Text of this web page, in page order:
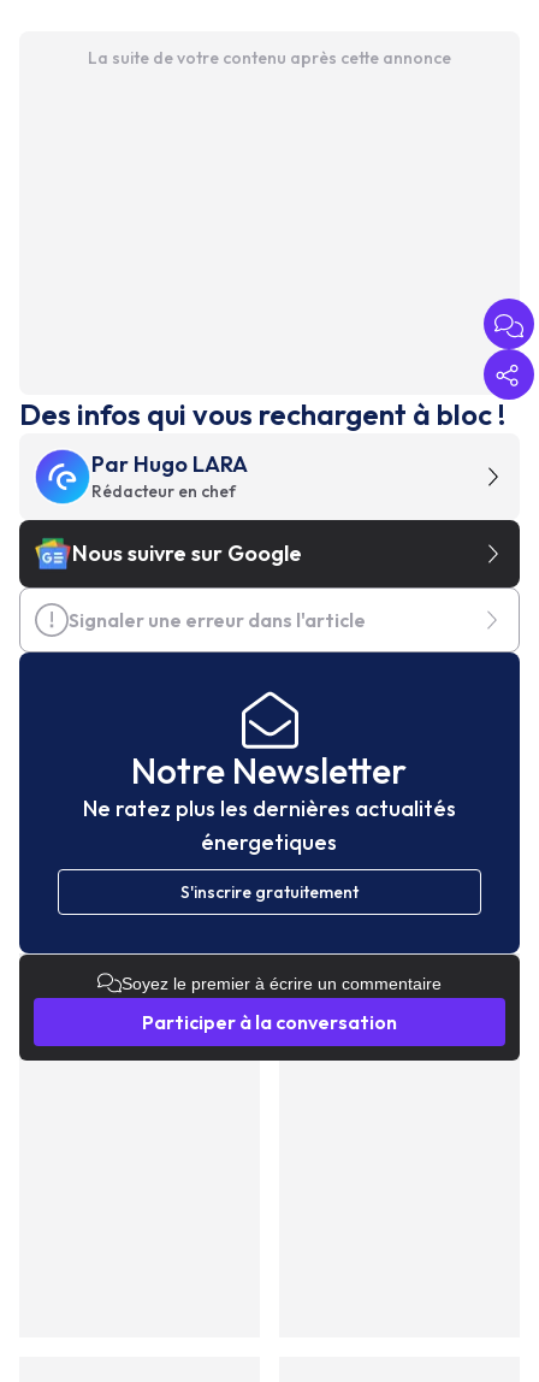
La suite de votre contenu après cette annonce
Des infos qui vous rechargent à bloc !
Par Hugo LARA
Rédacteur en chef
Nous suivre sur Google
Signaler une erreur dans l'article
Notre Newsletter
Ne ratez plus les dernières actualités
énergetiques
S'inscrire gratuitement
Soyez le premier à écrire un commentaire
Participer à la conversation